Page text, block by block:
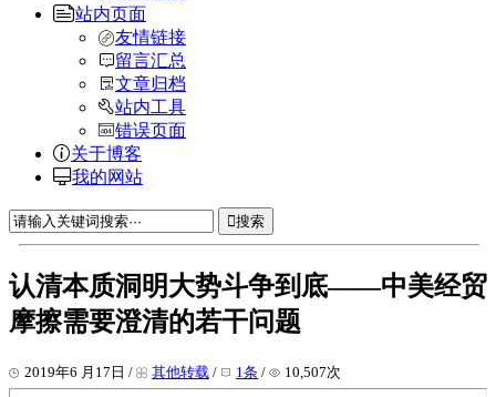
站内页面
友情链接
留言汇总
文章归档
站内工具
错误页面
关于博客
我的网站
搜索
认清本质洞明大势斗争到底——中美经贸
摩擦需要澄清的若干问题
2019年6 月17日 / 其他转载 / 1条 / 10,507次